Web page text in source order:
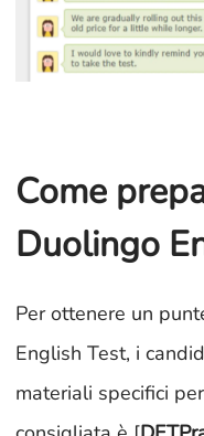
Come
Duolingo
Per ottenere un
English Test, i
materiali specifici